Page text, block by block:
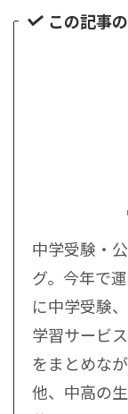
この記事
中学受験・
グ。今年で
に中学受験
学習サービ
をまとめな
他、中高の